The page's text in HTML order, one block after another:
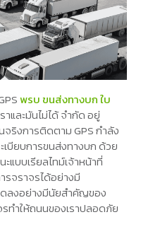
พรบ ขนส่งทางบก ใบ
าและมันไม่ได้ จำกัด อยู่
จริงการติดตาม GPS กำลัง
บียบการขนส่งทางบก ด้วย
แบบเรียลไทม์เจ้าหน้าที่
จราจรได้อย่างมี
ลงอย่างมีนัยสำคัญของ
ทำให้ถนนของเราปลอดภัย